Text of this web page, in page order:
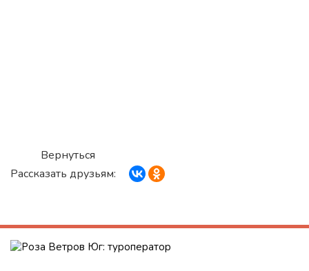
Вернуться
Рассказать друзьям: